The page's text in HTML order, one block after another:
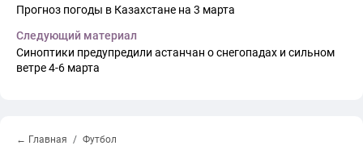
Прогноз погоды в Казахстане на 3 марта
Следующий материал
Синоптики предупредили астанчан о снегопадах и сильном
ветре 4-6 марта
← Главная Футбол